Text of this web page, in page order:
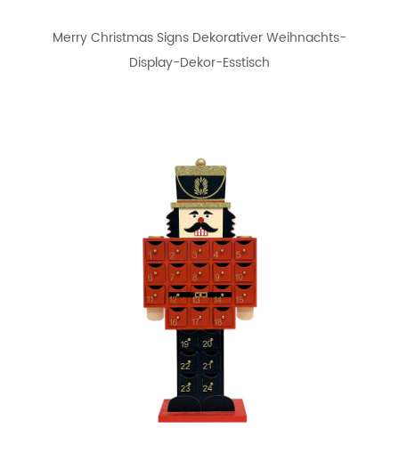
Merry Christmas Signs Dekorativer Weihnachts-
Display-Dekor-Esstisch